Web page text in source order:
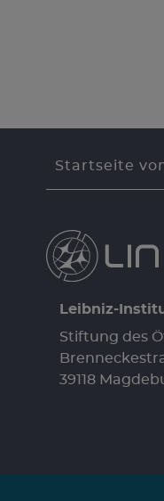
Startseite
Leibniz-
Stiftung des
39118